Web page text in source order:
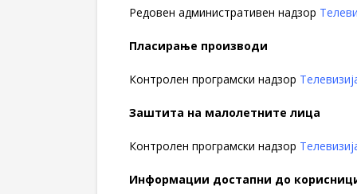
Редовен административен надзор
Пласирање производи
Контролен програмски надзор
Заштита на малолетните лица
Контролен програмски надзор
Информации достапни до